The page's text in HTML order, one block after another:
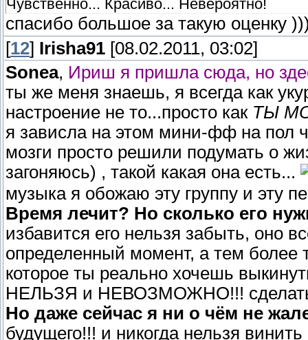
Чувственно... Красиво... Невероятно!
спасибо большое за такую оценку
[12] Irisha91 [08.02.2011, 03:02]
Sonea, Ириш я пришла сюда, но
ты же меня знаешь, я всегда как
настроение не то...просто какТЫ
я зависла на этом мини-фф на пол
мозги просто решили подумать о
загоняюсь) , такой какая она есть...
музыка я обожаю эту группу и эту
Время лечит? Но сколько его
избавится его нельзя забыть, оно
определенный момент, а тем
которое ты реально хочешь
НЕЛЬЗЯ и НЕВОЗМОЖНО!!!
Но даже сейчас я ни о чём не
будущего!!! и никогда нельзя